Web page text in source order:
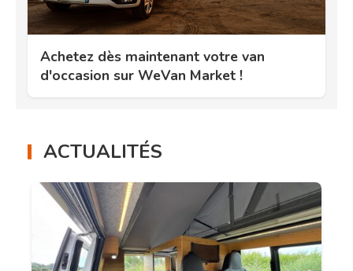
Achetez dès maintenant votre van
d'occasion sur WeVan Market !
ACTUALITÉS